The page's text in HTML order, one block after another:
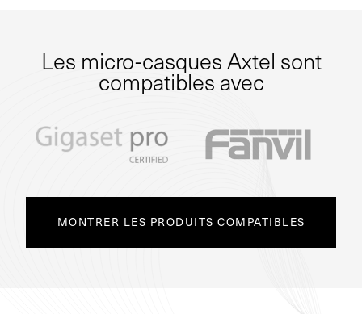
Les micro-casques Axtel sont
compatibles avec
MONTRER LES PRODUITS COMPATIBLES